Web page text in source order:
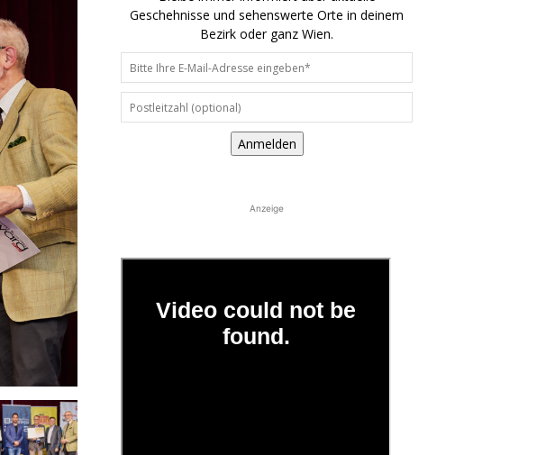
Geschehnisse und sehenswerte Orte in deinem
Bezirk oder ganz Wien.
Anmelden
Anzeige